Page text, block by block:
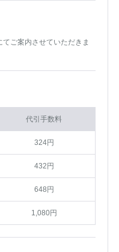
てご案内させていただきま
代引手数料
324円
432円
648円
1,080円